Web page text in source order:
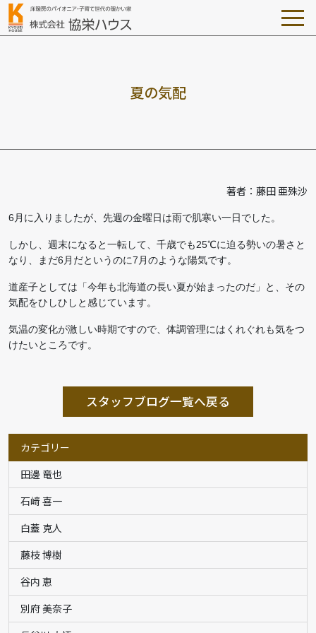
夏の気配
著者：藤田 亜殊沙
6月に入りましたが、先週の金曜日は雨で肌寒い一日でした。
しかし、週末になると一転して、千歳でも25℃に迫る勢いの暑さと
なり、まだ6月だというのに7月のような陽気です。
道産子としては「今年も北海道の長い夏が始まったのだ」と、その
気配をひしひしと感じています。
気温の変化が激しい時期ですので、体調管理にはくれぐれも気をつ
けたいところです。
スタッフブログ一覧へ戻る
カテゴリー
田邊 竜也
石﨑 喜一
白蓋 克人
藤枝 博樹
谷内 恵
別府 美奈子